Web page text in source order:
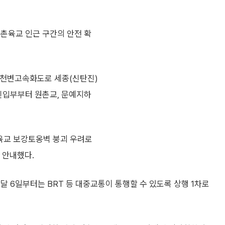
육교 인근 구간의 안전 확
변고속화도로 세종(신탄진)
부부터 원촌교, 문예지하
보강토옹벽 붕괴 우려로
내했다.
6일부터는 BRT 등 대중교통이 통행할 수 있도록 상행 1차로